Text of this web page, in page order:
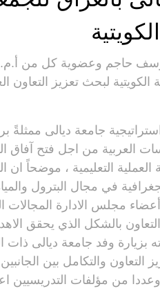
يوسف حاجم وعضوية كل من
لبحث تعزيز التعاون
جامعة ديالى ممثلةً
العربية من اجل فتح آفاق
التعليمية ، موضحاً ان
في مجال البترول
أعضاء مجلس الادارة المجالات
التعاون بالشكل الذي يحقق
وفد جامعة ديالى ذات
التعاون والتكامل بين
من مؤلفات التدريسيين